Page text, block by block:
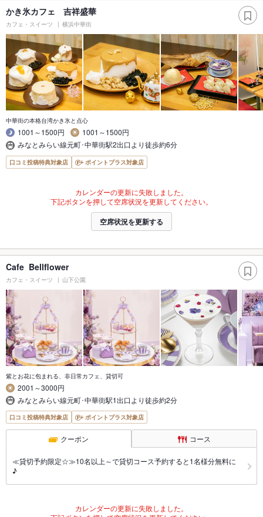
かき氷カフェ 吉祥盛華
カフェ・スイーツ 横浜中華街
中華街の本格台湾かき氷と点心
1001～1500円
1001～1500円
みなとみらい線元町･中華街駅2出口より徒歩約6分
口コミ投稿特典対象店 ポイントプラス対象店
カレンダーの更新に失敗しました。
下記ボタンを押して空席状況を更新してください。
空席状況を更新する
Cafe Bellflower
カフェ・スイーツ 山下公園
紫とお花に包まれる、非日常カフェ、貸切可
2001～3000円
みなとみらい線元町･中華街駅1出口より徒歩約2分
口コミ投稿特典対象店 ポイントプラス対象店
クーポン コース
≪貸切予約限定☆≫10名以上～で貸切コース予約すると1名様分無料に
♪
カレンダーの更新に失敗しました。